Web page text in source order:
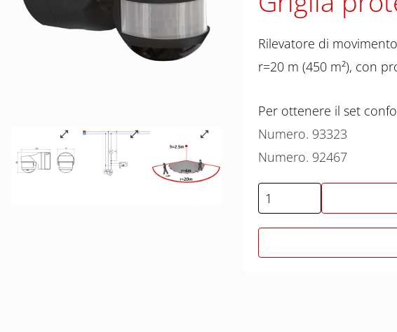
Rilevatore di
r=20 m (450 m²), con
Per ottenere il set
Numero. 93323
Numero. 92467